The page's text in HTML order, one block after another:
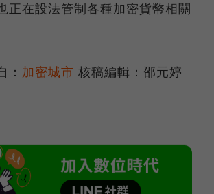
正在設法管制各種加密貨幣相關
： 加密城市 核稿編輯：邵元婷